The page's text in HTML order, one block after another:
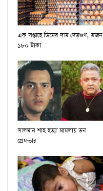
এক সপ্তাহে ডিমের দাম দেড়গুণ, ডজন
১৮০ টাকা
সালমান শাহ হত্যা মামলায় ডন
গ্রেফতার